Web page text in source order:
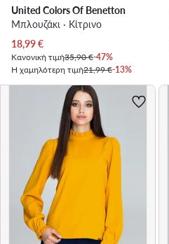
United Colors Of Benetton
Μπλουζάκι · Κίτρινο
Τρέχουσα τιμή
18,99€
Κανονική τιμή35,90 €-47%
Η χαμηλότερη τιμή21,99 €-13%